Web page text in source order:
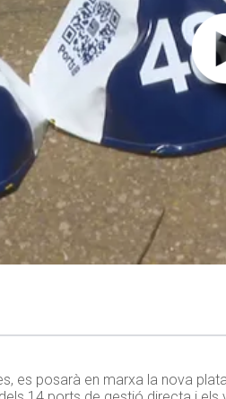
es posarà en marxa la nova